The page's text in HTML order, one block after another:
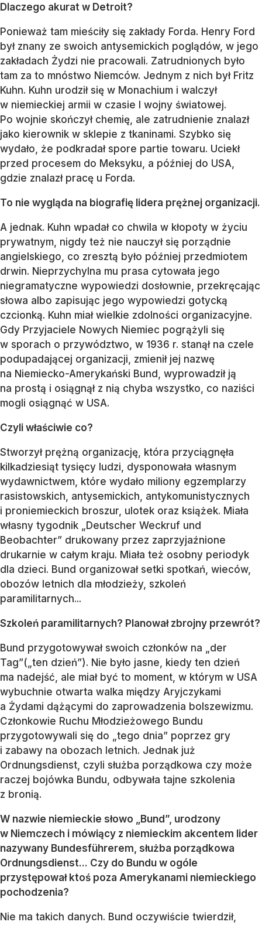
Dlaczego akurat w Detroit?
Ponieważ tam mieściły się zakłady Forda. Henry Ford
był znany ze swoich antysemickich poglądów, w jego
zakładach Żydzi nie pracowali. Zatrudnionych było
tam za to mnóstwo Niemców. Jednym z nich był Fritz
Kuhn. Kuhn urodził się w Monachium i walczył
w niemieckiej armii w czasie I wojny światowej.
Po wojnie skończył chemię, ale zatrudnienie znalazł
jako kierownik w sklepie z tkaninami. Szybko się
wydało, że podkradał spore partie towaru. Uciekł
przed procesem do Meksyku, a później do USA,
gdzie znalazł pracę u Forda.
To nie wygląda na biografię lidera prężnej organizacji.
A jednak. Kuhn wpadał co chwila w kłopoty w życiu
prywatnym, nigdy też nie nauczył się porządnie
angielskiego, co zresztą było później przedmiotem
drwin. Nieprzychylna mu prasa cytowała jego
niegramatyczne wypowiedzi dosłownie, przekręcając
słowa albo zapisując jego wypowiedzi gotycką
czcionką. Kuhn miał wielkie zdolności organizacyjne.
Gdy Przyjaciele Nowych Niemiec pogrążyli się
w sporach o przywództwo, w 1936 r. stanął na czele
podupadającej organizacji, zmienił jej nazwę
na Niemiecko-Amerykański Bund, wyprowadził ją
na prostą i osiągnął z nią chyba wszystko, co naziści
mogli osiągnąć w USA.
Czyli właściwie co?
Stworzył prężną organizację, która przyciągnęła
kilkadziesiąt tysięcy ludzi, dysponowała własnym
wydawnictwem, które wydało miliony egzemplarzy
rasistowskich, antysemickich, antykomunistycznych
i proniemieckich broszur, ulotek oraz książek. Miała
własny tygodnik „Deutscher Weckruf und
Beobachter” drukowany przez zaprzyjaźnione
drukarnie w całym kraju. Miała też osobny periodyk
dla dzieci. Bund organizował setki spotkań, wieców,
obozów letnich dla młodzieży, szkoleń
paramilitarnych...
Szkoleń paramilitarnych? Planował zbrojny przewrót?
Bund przygotowywał swoich członków na „der
Tag”(„ten dzień”). Nie było jasne, kiedy ten dzień
ma nadejść, ale miał być to moment, w którym w USA
wybuchnie otwarta walka między Aryjczykami
a Żydami dążącymi do zaprowadzenia bolszewizmu.
Członkowie Ruchu Młodzieżowego Bundu
przygotowywali się do „tego dnia” poprzez gry
i zabawy na obozach letnich. Jednak już
Ordnungsdienst, czyli służba porządkowa czy może
raczej bojówka Bundu, odbywała tajne szkolenia
z bronią.
W nazwie niemieckie słowo „Bund”, urodzony
w Niemczech i mówiący z niemieckim akcentem lider
nazywany Bundesführerem, służba porządkowa
Ordnungsdienst... Czy do Bundu w ogóle
przystępował ktoś poza Amerykanami niemieckiego
pochodzenia?
Nie ma takich danych. Bund oczywiście twierdził,